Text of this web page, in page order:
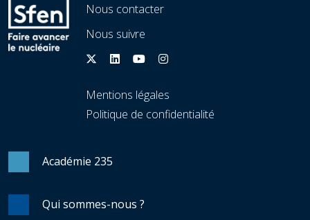
Nous contacter
Nous suivre
Mentions légales
Politique de confidentialité
Académie 235
Qui sommes-nous ?